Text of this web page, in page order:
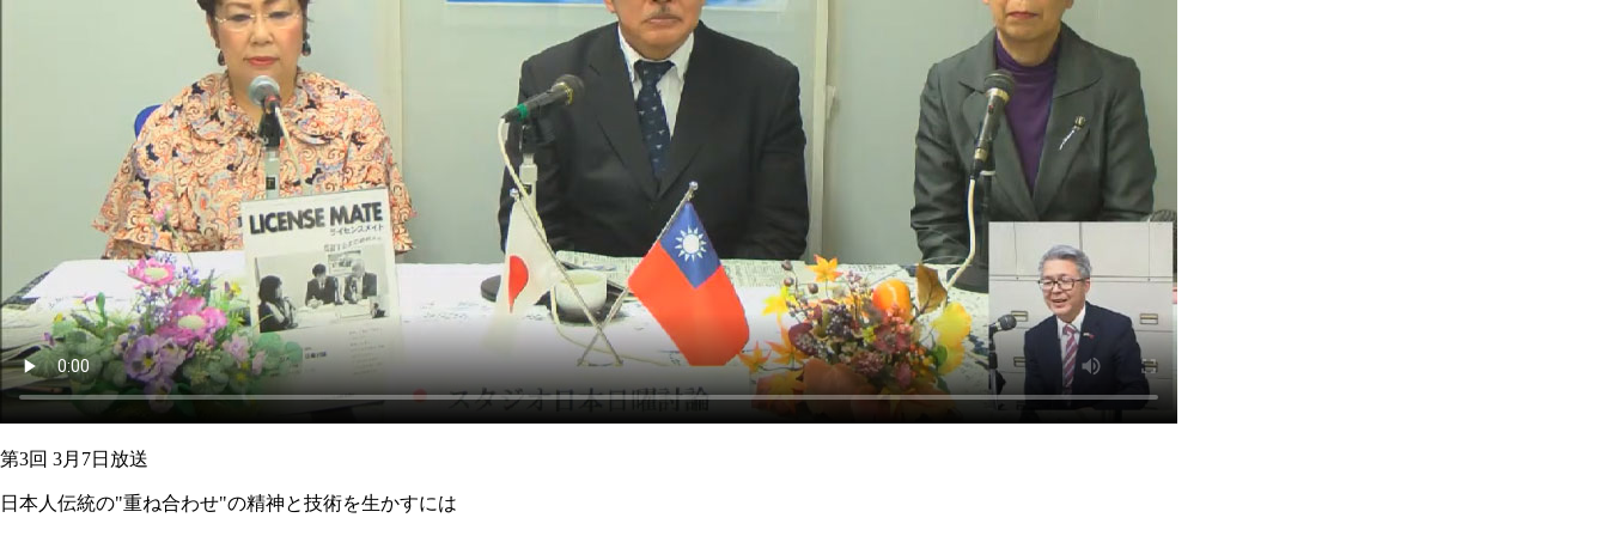
第3回 3月7日放送
日本人伝統の"重ね合わせ"の精神と技術を生かすには